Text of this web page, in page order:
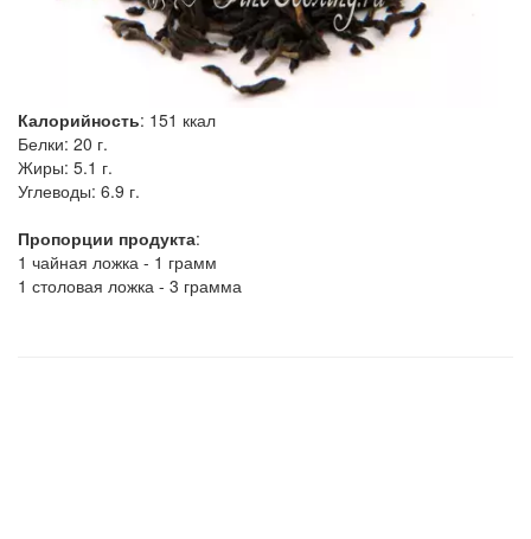
Калорийность: 151 ккал
Белки: 20 г.
Жиры: 5.1 г.
Углеводы: 6.9 г.
Пропорции продукта:
1 чайная ложка - 1 грамм
1 столовая ложка - 3 грамма